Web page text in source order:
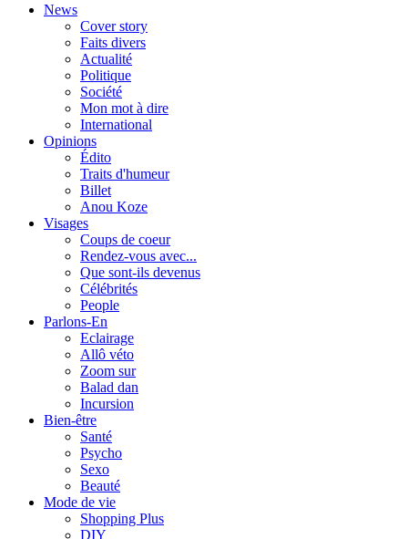
News
Cover story
Faits divers
Actualité
Politique
Société
Mon mot à dire
International
Opinions
Édito
Traits d'humeur
Billet
Anou Koze
Visages
Coups de coeur
Rendez-vous avec...
Que sont-ils devenus
Célébrités
People
Parlons-En
Eclairage
Allô véto
Zoom sur
Balad dan
Incursion
Bien-être
Santé
Psycho
Sexo
Beauté
Mode de vie
Shopping Plus
DIY